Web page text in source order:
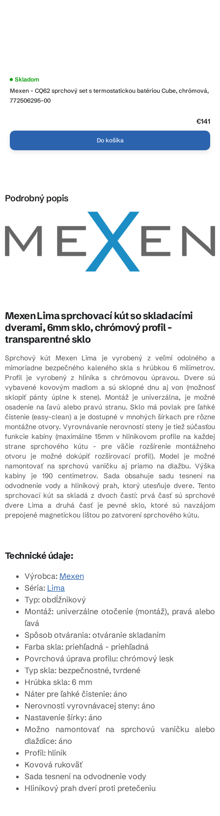
Mexen - CQ62 sprchový set s termostatickou batériou Cube, chrómová,
772506295-00
Priemerné
produktu
je
Skladom
€141
Do košíka
Podrobný popis
Mexen Lima sprchovací kút so skladacími
dverami, 6mm sklo, chrómový profil -
transparentné sklo
Sprchový kút Mexen Lima je vyrobený z veľmi odolného a
mimoriadne bezpečného kaleného skla s hrúbkou 6 milimetrov.
Profil je vyrobený z hliníka s chrómovou úpravou. Dvere sú
vybavené kovovým madlom a sú sklopné dnu aj von (možnosť
sklopiť pánty úplne k stene). Montáž je univerzálna, je možné
osadenie na ľavú alebo pravú stranu. Sklo má povlak pre ľahké
čistenie (easy-clean) a je dostupné v mnohých šírkach pre rôzne
montážne otvory. Vyrovnávanie nerovností steny je tiež súčasťou
funkcie kabíny (maximálne 15mm v hliníkovom profile na každej
strane sprchového kútu - pre väčie rozšírenie montážneho
otvoru je možné dokúpiť rozširovací profil). Model je možné
namontovať na sprchovú vaničku aj priamo na dlažbu. Výška
kabíny je 190 centimetrov. Sada obsahuje sadu tesnení na
odvodnenie vody a hliníkový prah, ktorý utesňuje dvere. Tento
sprchovací kút sa skladá z dvoch častí: prvá časť sú sprchové
dvere Lima a druhá časť je pevné sklo, ktoré sú navzájom
prepojené magnetickou lištou po zatvorení sprchového kútu.
Technické údaje:
Výrobca: Mexen
Séria: Lima
Typ: obdĺžnikový
Montáž: univerzálne otočenie (montáž), pravá alebo
ľavá
Spôsob otvárania: otváranie skladaním
Farba skla: priehľadná - priehľadná
Povrchová úprava profilu: chrómový lesk
Typ skla: bezpečnostné, tvrdené
Hrúbka skla: 6 mm
Náter pre ľahké čistenie: áno
Nerovnosti vyrovnávacej steny: áno
Nastavenie šírky: áno
Možno namontovať na sprchovú vaničku alebo
dlaždice: áno
Profil: hliník
Kovová rukoväť
Sada tesnení na odvodnenie vody
Hliníkový prah dverí proti pretečeniu